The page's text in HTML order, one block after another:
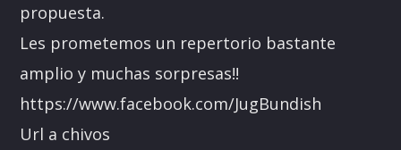
propuesta.
Les prometemos un repertorio bastante
amplio y muchas sorpresas!!
https://www.facebook.com/JugBundish
Url a chivos